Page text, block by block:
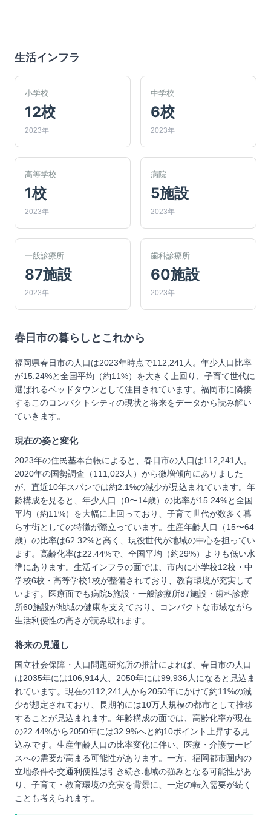
生活インフラ
小学校
12校
2023年
中学校
6校
2023年
高等学校
1校
2023年
病院
5施設
2023年
一般診療所
87施設
2023年
歯科診療所
60施設
2023年
春日市の暮らしとこれから
福岡県春日市の人口は2023年時点で112,241人。年少人口比率
が15.24%と全国平均（約11%）を大きく上回り、子育て世代に
選ばれるベッドタウンとして注目されています。福岡市に隣接
するこのコンパクトシティの現状と将来をデータから読み解い
ていきます。
現在の姿と変化
2023年の住民基本台帳によると、春日市の人口は112,241人。
2020年の国勢調査（111,023人）から微増傾向にありました
が、直近10年スパンでは約2.1%の減少が見込まれています。年
齢構成を見ると、年少人口（0〜14歳）の比率が15.24%と全国
平均（約11%）を大幅に上回っており、子育て世代が数多く暮
らす街としての特徴が際立っています。生産年齢人口（15〜64
歳）の比率は62.32%と高く、現役世代が地域の中心を担ってい
ます。高齢化率は22.44%で、全国平均（約29%）よりも低い水
準にあります。生活インフラの面では、市内に小学校12校・中
学校6校・高等学校1校が整備されており、教育環境が充実して
います。医療面でも病院5施設・一般診療所87施設・歯科診療
所60施設が地域の健康を支えており、コンパクトな市域ながら
生活利便性の高さが読み取れます。
将来の見通し
国立社会保障・人口問題研究所の推計によれば、春日市の人口
は2035年には106,914人、2050年には99,936人になると見込ま
れています。現在の112,241人から2050年にかけて約11%の減
少が想定されており、長期的には10万人規模の都市として推移
することが見込まれます。年齢構成の面では、高齢化率が現在
の22.44%から2050年には32.9%へと約10ポイント上昇する見
込みです。生産年齢人口の比率変化に伴い、医療・介護サービ
スへの需要が高まる可能性があります。一方、福岡都市圏内の
立地条件や交通利便性は引き続き地域の強みとなる可能性があ
り、子育て・教育環境の充実を背景に、一定の転入需要が続く
ことも考えられます。